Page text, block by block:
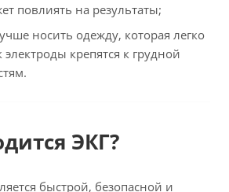
повлиять на результаты;
носить одежду, которая легко
электроды крепятся к грудной
ЭКГ?
быстрой, безопасной и